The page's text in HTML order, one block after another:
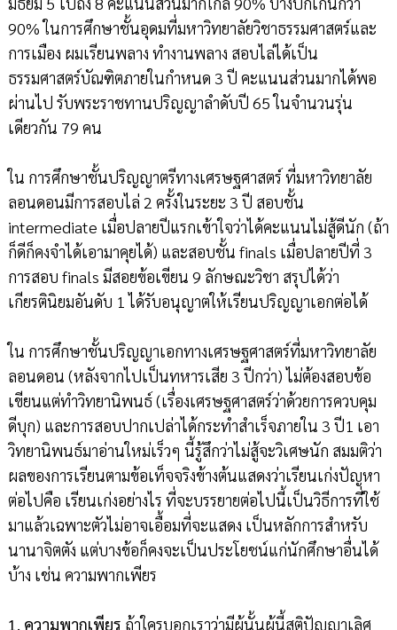
90% ในการศึกษาชั้นอุดมที่มหาวิทยาลัยวิชาธรรมศาสตร์และ
การเมือง ผมเรียนพลาง ทำงานพลาง สอบไล่ได้เป็น
ธรรมศาสตร์บัณฑิตภายในกำหนด 3 ปี คะแนนส่วนมากได้พอ
ผ่านไป รับพระราชทานปริญญาลำดับปี 65 ในจำนวนรุ่น
เดียวกัน 79 คน
ใน การศึกษาชั้นปริญญาตรีทางเศรษฐศาสตร์ ที่มหาวิทยาลัย
ลอนดอนมีการสอบไล่ 2 ครั้งในระยะ 3 ปี สอบชั้น
intermediate เมื่อปลายปีแรกเข้าใจว่าได้คะแนนไม่สู้ดีนัก (ถ้า
ก็ดีก็คงจำได้เอามาคุยได้) และสอบชั้น finals เมื่อปลายปีที่ 3
การสอบ finals มีสอยข้อเขียน 9 ลักษณะวิชา สรุปได้ว่า
เกียรตินิยมอันดับ 1 ได้รับอนุญาตให้เรียนปริญญาเอกต่อได้
ใน การศึกษาชั้นปริญญาเอกทางเศรษฐศาสตร์ที่มหาวิทยาลัย
ลอนดอน (หลังจากไปเป็นทหารเสีย 3 ปีกว่า) ไม่ต้องสอบข้อ
เขียนแต่ทำวิทยานิพนธ์ (เรื่องเศรษฐศาสตร์ว่าด้วยการควบคุม
ดีบุก) และการสอบปากเปล่าได้กระทำสำเร็จภายใน 3 ปี1 เอา
วิทยานิพนธ์มาอ่านใหม่เร็วๆ นี้รู้สึกว่าไม่สู้จะวิเศษนัก สมมติว่า
ผลของการเรียนตามข้อเท็จจริงข้างต้นแสดงว่าเรียนเก่งปัญหา
ต่อไปคือ เรียนเก่งอย่างไร ที่จะบรรยายต่อไปนี้เป็นวิธีการที่ใช้
มาแล้วเฉพาะตัวไม่อาจเอื้อมที่จะแสดง เป็นหลักการสำหรับ
นานาจิตตัง แต่บางข้อก็คงจะเป็นประโยชน์แก่นักศึกษาอื่นได้
บ้าง เช่น ความพากเพียร
1. ความพากเพียร ถ้าใครบอกเราว่ามีผู้นั้นผู้นี้สติปัญญาเลิศ